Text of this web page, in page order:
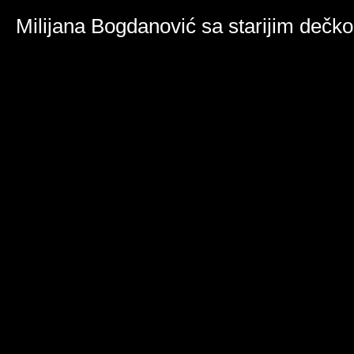
Milijana Bogdanović sa starijim